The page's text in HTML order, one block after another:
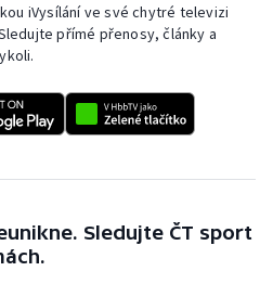
iVysílání ve své chytré televizi
přímé přenosy, články a
Sledujte ČT sport